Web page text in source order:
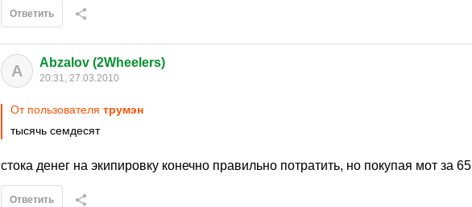
Ответить
A Abzalov (2Wheelers)
20:31, 27.03.2010
От пользователя трумэн
тысячь семдесят
стока денег на экипировку конечно правильно потратить, но покупая мот за 65
Ответить